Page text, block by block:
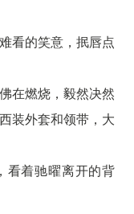
看的笑意，抿唇点
在燃烧，毅然决然
装外套和领带，大
看着驰曜离开的背